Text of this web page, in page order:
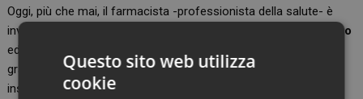
Oggi, più che mai, il farmacista -professionista della salute- è
investito di
maggiori responsabilità sociali rispetto al passato
ed è chiamato a una relazione con la propria comunità a 360
gradi, e con tecnologie sempre più interattive. Una farmacia,
insomma, più aperta alla popolazione, ma anche più impresa.
Questo sito web utilizza
cookie